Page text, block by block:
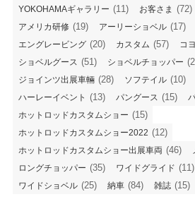
YOKOHAMAギャラリー (11) お客さま (72)
アメリカ研修 (19) アーリーショベル (17)
エングレービング (20) カスタム (57) コ
ショベルグース (51) ショベルチョッパー
ジョインツ出展車輛 (28) ソフテイル (10)
ハーレーイベント (13) パングース (15)
ホットロッドカスタムショー (15)
ホットロッドカスタムショー2022 (12)
ホットロッドカスタムショー出展車両 (46)
ロングチョッパー (35) ワイドグライド (11)
ワイドショベル (25) 納車 (84) 雑誌 (15)